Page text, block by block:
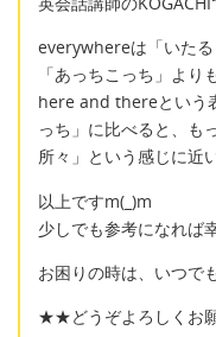
everywhereは「いた
「あっちこっち」より
here and thereという
っち」に比べると、も
所々」という感じに近
以上ですm(_)m
少しでも参考になれば
お困りの時は、いつで
★★どうぞよろしくお